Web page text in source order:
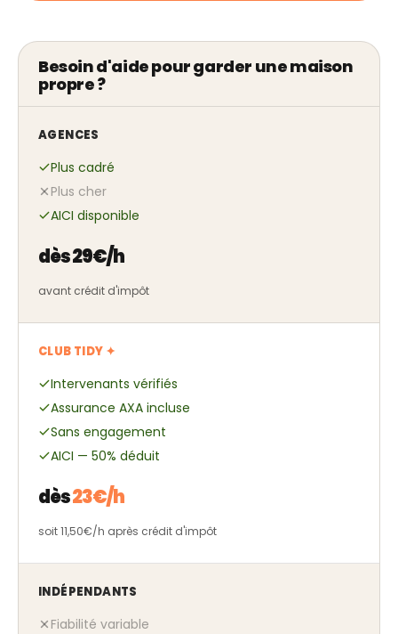
Besoin d'aide pour garder une maison
propre ?
AGENCES
Plus cadré
Plus cher
AICI disponible
dès 29€/h
avant crédit d'impôt
CLUB TIDY ✦
Intervenants vérifiés
Assurance AXA incluse
Sans engagement
AICI — 50% déduit
dès23€/h
soit 11,50€/h après crédit d'impôt
INDÉPENDANTS
Fiabilité variable